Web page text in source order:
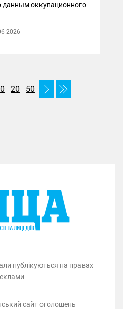
данным оккупационного
2026
20 50
публікуються на правах
сайт оголошень